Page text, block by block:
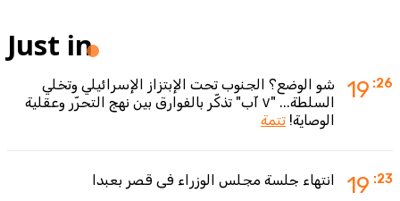
Just in
19 :26
شو الوضع؟ الجنوب تحت الإبتزاز الإسرائيلي وتخلي
السلطة... "٧ آب" تذكّر بالفوارق بين نهج التحرّر وعقلية
الوصاية! تتمة
19 :23 انتهاء جلسة مجلس الوزراء في قصر بعبدا